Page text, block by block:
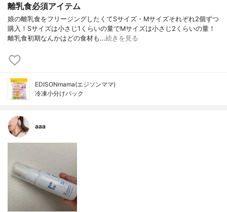
離乳食必須アイテム
娘の離乳食をフリージングしたくてSサイズ・Mサイズそれぞれ2個ずつ
購入！Sサイズは小さじ1くらいの量でMサイズは小さじ2くらいの量！
離乳食初期なんかはどの食材も…続きを見る
EDISONmama(エジソンママ)
冷凍小分けパック
aaa